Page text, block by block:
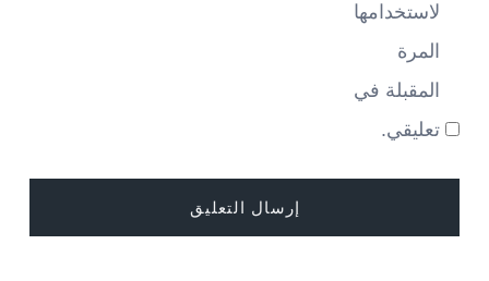
لاستخدامها
المرة
المقبلة في
تعليقي.